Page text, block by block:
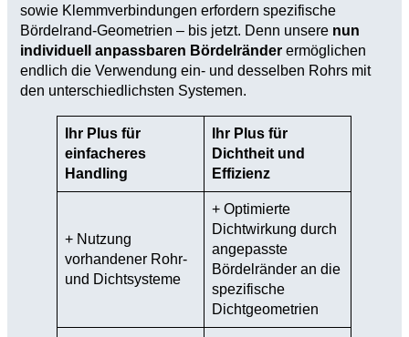
sowie Klemmverbindungen erfordern spezifische
Bördelrand-Geometrien – bis jetzt. Denn unsere nun
individuell anpassbaren Bördelränderermöglichen
endlich die Verwendung ein- und desselben Rohrs mit
den unterschiedlichsten Systemen.
Ihr Plus für
einfacheres
Handling
Ihr Plus für
Dichtheit und
Effizienz
+ Nutzung
vorhandener Rohr-
und Dichtsysteme
+ Optimierte
Dichtwirkung durch
angepasste
Bördelränder an die
spezifische
Dichtgeometrien